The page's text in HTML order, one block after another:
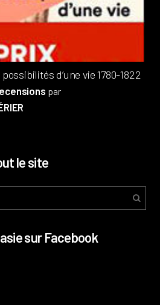
d’une vie 1780-1822
par
le site
sur Facebook